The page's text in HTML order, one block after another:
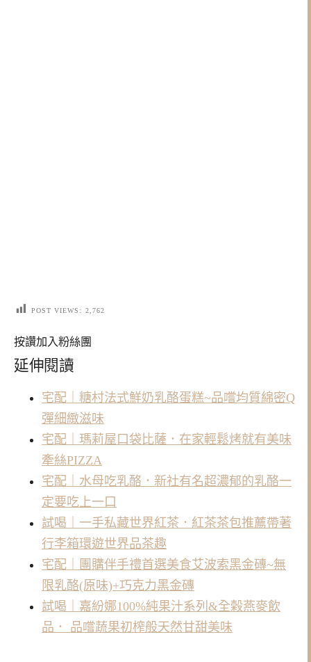
POST VIEWS: 2,762
按讚加入粉絲團
延伸閱讀
宅配｜糖村法式鮮奶乳酪蛋糕~品嚐均質綿密Q
彈細緻滋味
宅配｜瑪莉屋口袋比薩．在家輕鬆烤就有美味
牽絲PIZZA
宅配｜水母吃乳酪．新社有名超濃郁的乳酪一
定要吃上一口
試喝｜一手私藏世界紅茶．紅茶茶包推薦帶著
行李箱環遊世界品茶趣
宅配｜團購伴手禮首選美食艾波索黑金磚~無
限乳酪(原味)+巧克力黑金磚
試喝｜嘉紛娜100%純果汁系列&全榖燕麥飲
品． 品嚐蔬果初榨般天然甘甜美味